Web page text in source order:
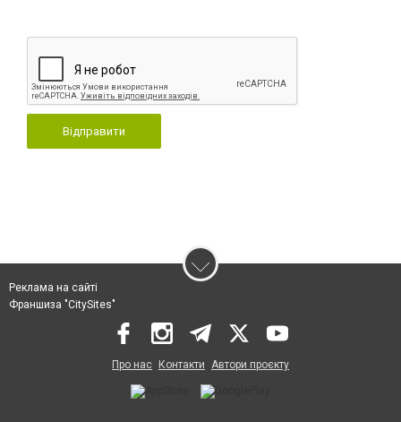
Відправити
Реклама на сайті
Франшиза "CitySites"
Про нас Контакти Автори проєкту